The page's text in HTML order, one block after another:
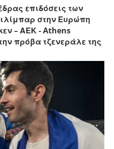
επιδόσεις των
στην Ευρώπη
– ΑΕΚ - Athens
πρόβα τζενεράλε της